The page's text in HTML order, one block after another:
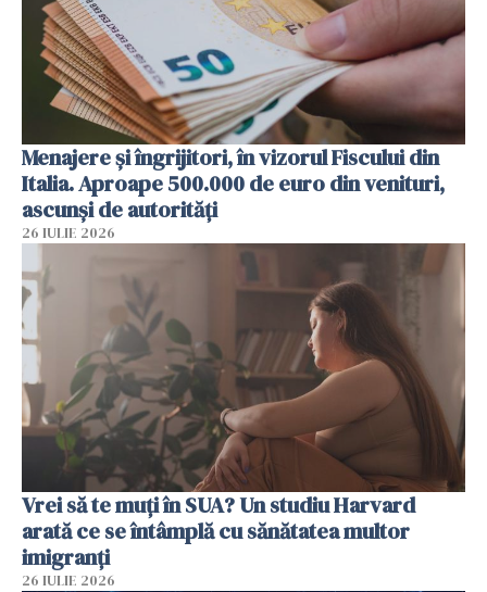
Menajere și îngrijitori, în vizorul Fiscului din
Italia. Aproape 500.000 de euro din venituri,
ascunși de autorități
26 IULIE 2026
Vrei să te muți în SUA? Un studiu Harvard
arată ce se întâmplă cu sănătatea multor
imigranți
26 IULIE 2026